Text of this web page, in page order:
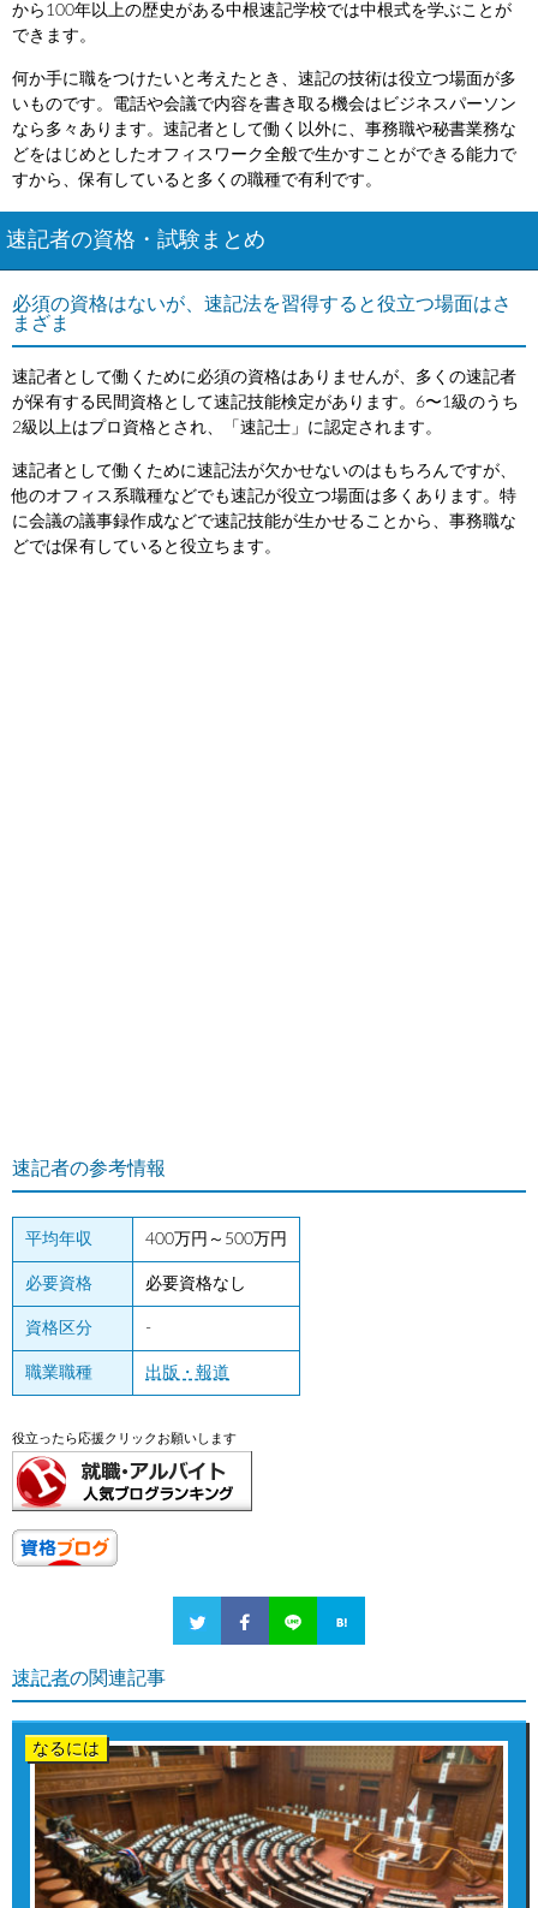
から100年以上の歴史がある中根速記学校では中根式を学ぶことが
できます。
何か手に職をつけたいと考えたとき、速記の技術は役立つ場面が多
いものです。電話や会議で内容を書き取る機会はビジネスパーソン
なら多々あります。速記者として働く以外に、事務職や秘書業務な
どをはじめとしたオフィスワーク全般で生かすことができる能力で
すから、保有していると多くの職種で有利です。
速記者の資格・試験まとめ
必須の資格はないが、速記法を習得すると役立つ場面はさ
まざま
速記者として働くために必須の資格はありませんが、多くの速記者
が保有する民間資格として速記技能検定があります。6〜1級のうち
2級以上はプロ資格とされ、「速記士」に認定されます。
速記者として働くために速記法が欠かせないのはもちろんですが、
他のオフィス系職種などでも速記が役立つ場面は多くあります。特
に会議の議事録作成などで速記技能が生かせることから、事務職な
どでは保有していると役立ちます。
速記者の参考情報
平均年収 400万円～500万円
必要資格 必要資格なし
資格区分 -
職業職種 出版・報道
役立ったら応援クリックお願いします
速記者の関連記事
なるには